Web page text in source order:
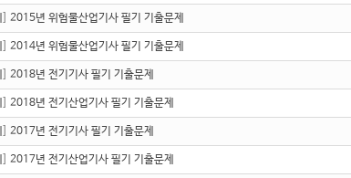
2015년 위험물산업기사 필기 기출문제
2014년 위험물산업기사 필기 기출문제
2018년 전기기사 필기 기출문제
2018년 전기산업기사 필기 기출문제
2017년 전기기사 필기 기출문제
2017년 전기산업기사 필기 기출문제